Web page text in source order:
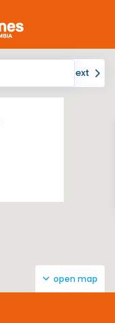
open map
Next